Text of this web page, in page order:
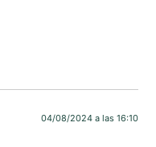
04/08/2024 a las 16:10